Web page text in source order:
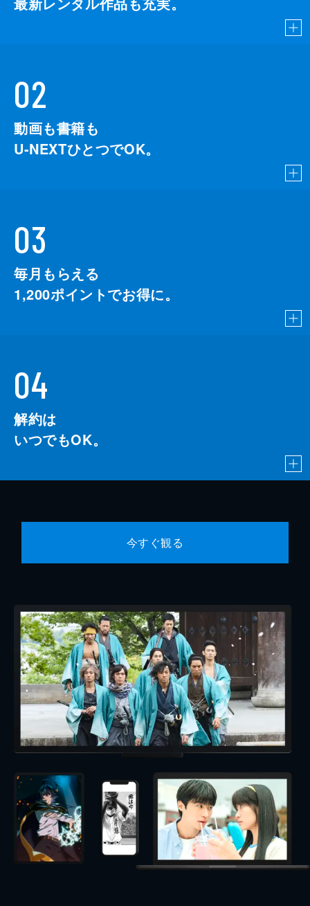
02
動画も書籍も
U-NEXTひとつでOK。
03
毎月もらえる
1,200ポイントでお得に。
04
解約は
いつでもOK。
今すぐ観る